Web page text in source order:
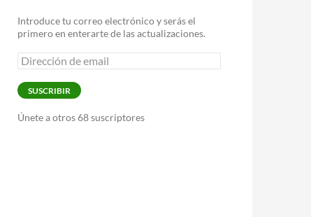
Introduce tu correo electrónico y serás el
primero en enterarte de las actualizaciones.
Dirección
de
email
SUSCRIBIR
Únete a otros 68 suscriptores